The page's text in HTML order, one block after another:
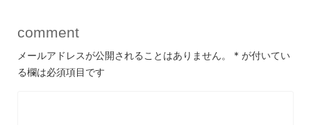
comment
メールアドレスが公開されることはありません。 * が付いてい
る欄は必須項目です